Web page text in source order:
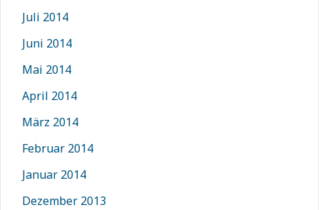
Juli 2014
Juni 2014
Mai 2014
April 2014
März 2014
Februar 2014
Januar 2014
Dezember 2013